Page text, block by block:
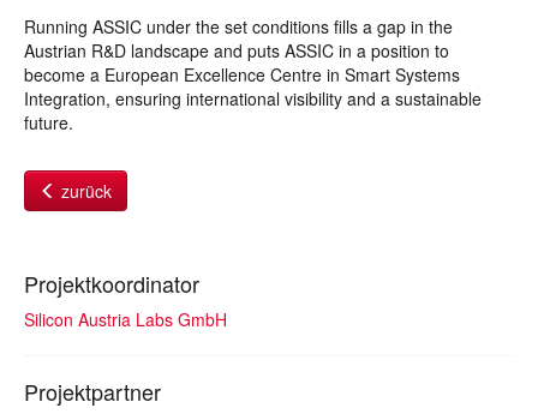
Running ASSIC under the set conditions fills a gap in the
Austrian R&D landscape and puts ASSIC in a position to
become a European Excellence Centre in Smart Systems
Integration, ensuring international visibility and a sustainable
future.
zurück
Projektkoordinator
Silicon Austria Labs GmbH
Projektpartner